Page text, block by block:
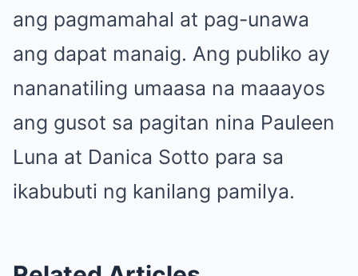
ang pagmamahal at pag-unawa
ang dapat manaig. Ang publiko ay
nananatiling umaasa na maaayos
ang gusot sa pagitan nina Pauleen
Luna at Danica Sotto para sa
ikabubuti ng kanilang pamilya.